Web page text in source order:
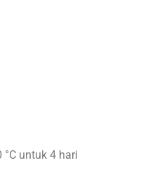
untuk 4 hari